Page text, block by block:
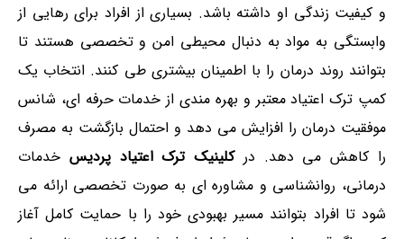
و کیفیت زندگی او داشته باشد. بسیاری از افراد برای رهایی از
وابستگی به مواد به دنبال محیطی امن و تخصصی هستند تا
بتوانند روند درمان را با اطمینان بیشتری طی کنند. انتخاب یک
کمپ ترک اعتیاد معتبر و بهره مندی از خدمات حرفه ای، شانس
موفقیت درمان را افزایش می دهد و احتمال بازگشت به مصرف
را کاهش می دهد. درکلینیک ترک اعتیاد پردیس خدمات
درمانی، روانشناسی و مشاوره ای به صورت تخصصی ارائه می
شود تا افراد بتوانند مسیر بهبودی خود را با حمایت کامل آغاز